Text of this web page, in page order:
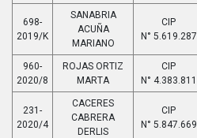
698-
2019/K
SANABRIA
ACUÑA
MARIANO
CIP
N° 5.619.287
960-
2020/8
ROJAS ORTIZ
MARTA
CIP
N° 4.383.811
231-
2020/4
CACERES
CABRERA
DERLIS
CIP
N° 5.847.669